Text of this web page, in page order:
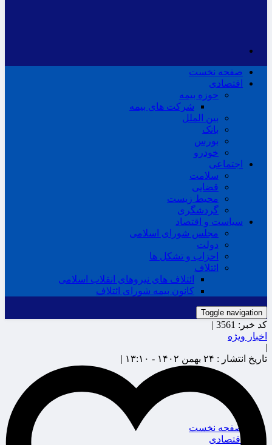
صفحه نخست
اقتصادی
حوزه بیمه
شرکت های بیمه
بین الملل
بانک
بورس
خودرو
اجتماعی
سلامت
قضایی
محیط زیست
گردشگری
سیاست و اقتصاد
مجلس شورای اسلامی
دولت
احزاب و تشکل ها
ائتلاف
ائتلاف های نیروهای انقلاب اسلامی
کانون بیمه شورای ائتلاف
Toggle navigation
صفحه نخست
اقتصادی
کد خبر: 3561 |
اخبار ویژه
|
تاریخ انتشار : ۲۴ بهمن ۱۴۰۲ - ۱۳:۱۰ |